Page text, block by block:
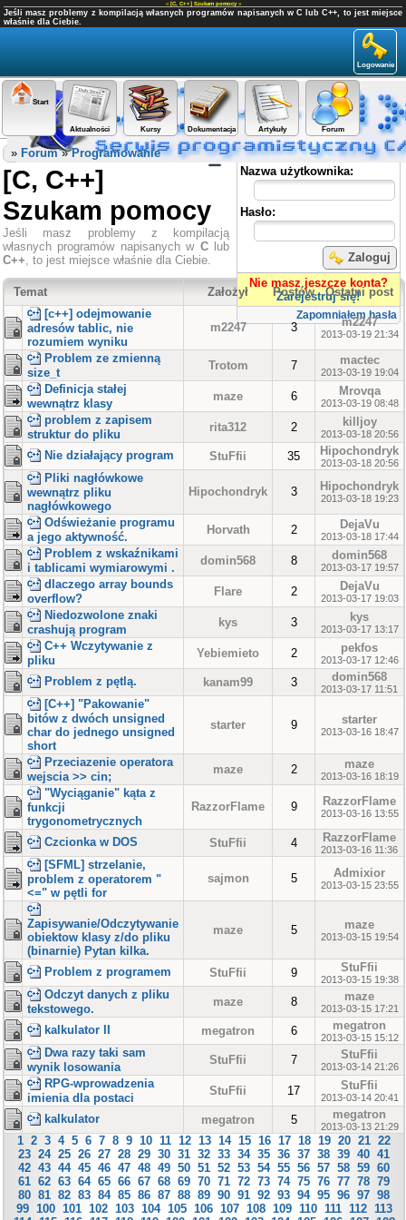
« [C, C++] Szukam pomocy»
Jeśli masz problemy z kompilacją własnych programów napisanych w C lub C++, to jest miejsce
właśnie dla Ciebie.
Logowanie
Start
Aktualności Kursy Dokumentacja Artykuły Forum
Panel użytkownika
Nazwa użytkownika:
Hasło:
Zaloguj
Nie masz jeszcze konta?
Zarejestruj się!
Zapomniałem hasła
» Forum»Programowanie
[C, C++]
Szukam pomocy
Jeśli masz problemy z kompilacją
własnych programów napisanych w Club
C++, to jest miejsce właśnie dla Ciebie.
Temat Założył Postów
Ostatni post
[c++] odejmowanie
adresów tablic, nie
rozumiem wyniku
m2247 3 m2247
2013-03-19 21:34
Problem ze zmienną
size_t
Trotom 7 mactec
2013-03-19 19:04
Definicja stałej
wewnątrz klasy
maze 6 Mrovqa
2013-03-19 08:48
problem z zapisem
struktur do pliku
rita312 2 killjoy
2013-03-18 20:56
Nie działający program StuFfii 35 Hipochondryk
2013-03-18 20:56
Pliki nagłówkowe
wewnątrz pliku
nagłówkowego
Hipochondryk 3 Hipochondryk
2013-03-18 19:23
Odświeżanie programu
a jego aktywność.
Horvath 2 DejaVu
2013-03-18 17:44
Problem z wskaźnikami
i tablicami wymiarowymi .
domin568 8 domin568
2013-03-17 19:57
dlaczego array bounds
overflow?
Flare 2 DejaVu
2013-03-17 19:03
Niedozwolone znaki
crashują program
kys 3 kys
2013-03-17 13:17
C++ Wczytywanie z
pliku
Yebiemieto 2 pekfos
2013-03-17 12:46
Problem z pętlą. kanam99 3 domin568
2013-03-17 11:51
[C++] "Pakowanie"
bitów z dwóch unsigned
char do jednego unsigned
short
starter 9 starter
2013-03-16 18:47
Przeciazenie operatora
wejscia >> cin;
maze 2 maze
2013-03-16 18:19
"Wyciąganie" kąta z
funkcji
trygonometrycznych
RazzorFlame 9 RazzorFlame
2013-03-16 13:55
Czcionka w DOS StuFfii 4 RazzorFlame
2013-03-16 11:36
[SFML] strzelanie,
problem z operatorem "
<=" w pętli for
sajmon 5 Admixior
2013-03-15 23:55
Zapisywanie/Odczytywanie
obiektow klasy z/do pliku
(binarnie) Pytan kilka.
maze 5 maze
2013-03-15 19:54
Problem z programem StuFfii 9 StuFfii
2013-03-15 19:38
Odczyt danych z pliku
tekstowego.
maze 8 maze
2013-03-15 17:21
kalkulator II megatron 6 megatron
2013-03-15 15:12
Dwa razy taki sam
wynik losowania
StuFfii 7 StuFfii
2013-03-14 21:26
RPG-wprowadzenia
imienia dla postaci
StuFfii 17 StuFfii
2013-03-14 20:41
kalkulator megatron 5 megatron
2013-03-13 21:29
1 2 3 4 5 6 7 8 9 10 11 12 13 14 15 16 17 18 19 20 21 22
23 24 25 26 27 28 29 30 31 32 33 34 35 36 37 38 39 40 41
42 43 44 45 46 47 48 49 50 51 52 53 54 55 56 57 58 59 60
61 62 63 64 65 66 67 68 69 70 71 72 73 74 75 76 77 78 79
80 81 82 83 84 85 86 87 88 89 90 91 92 93 94 95 96 97 98
99 100 101 102 103 104 105 106 107 108 109 110 111 112 113